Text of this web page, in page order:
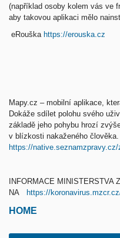
(například osoby kolem vás ve
aby takovou aplikaci mělo
eRouška https://erouska.cz
Mapy.cz – mobilní aplikace,
Dokáže sdílet polohu svého
základě jeho pohybu hrozí
v blízkosti nakaženého člověka.
https://
INFORMACE MINISTERSTVA
NA
https://
HOME